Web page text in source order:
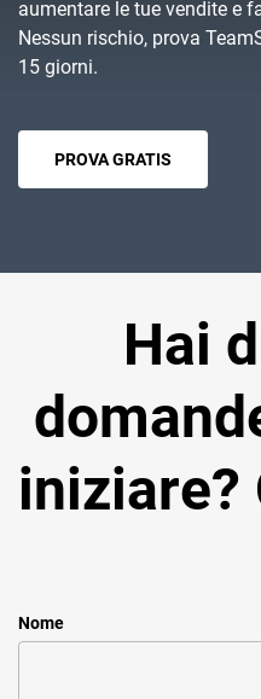
aumentare le tue vendite e
Nessun rischio, prova
15 giorni.
PROVA GRATIS
Hai
iniziare?
Nome